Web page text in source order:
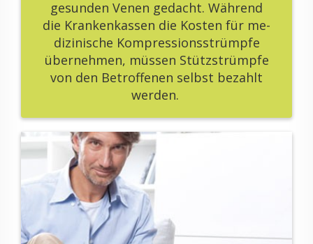
ge­sun­den Venen ge­dacht. Wäh­rend
die Kran­ken­kas­sen die Kos­ten für me­
di­zi­ni­sche Kom­pres­si­ons­strümp­fe
über­neh­men, müs­sen Stütz­strümp­fe
von den Be­trof­fe­nen selbst be­zahlt
wer­den.